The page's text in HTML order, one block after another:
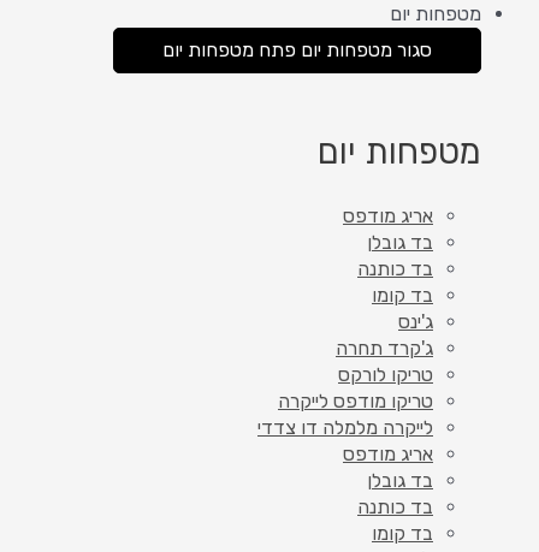
מטפחות יום
סגור מטפחות יום פתח מטפחות יום
מטפחות יום
אריג מודפס
בד גובלן
בד כותנה
בד קומו
ג'ינס
ג'קרד תחרה
טריקו לורקס
טריקו מודפס לייקרה
לייקרה מלמלה דו צדדי
אריג מודפס
בד גובלן
בד כותנה
בד קומו